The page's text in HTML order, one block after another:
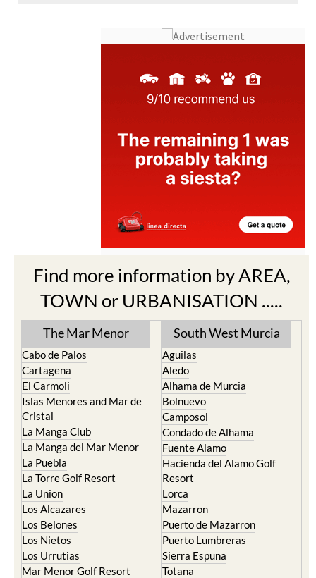
Find more information by AREA,
TOWN or URBANISATION .....
The Mar Menor
Cabo de Palos
Cartagena
El Carmoli
Islas Menores and Mar de
Cristal
La Manga Club
La Manga del Mar Menor
La Puebla
La Torre Golf Resort
La Union
Los Alcazares
Los Belones
Los Nietos
Los Urrutias
Mar Menor Golf Resort
South West Murcia
Aguilas
Aledo
Alhama de Murcia
Bolnuevo
Camposol
Condado de Alhama
Fuente Alamo
Hacienda del Alamo Golf
Resort
Lorca
Mazarron
Puerto de Mazarron
Puerto Lumbreras
Sierra Espuna
Totana